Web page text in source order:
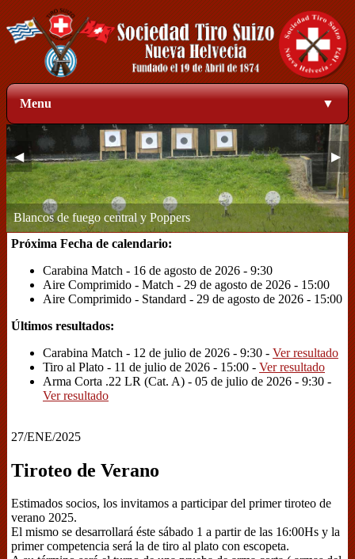
Menu ▼
Zona de blancos a 50 metros
◀ ▶
1
Próxima Fecha de calendario:
Carabina Match - 16 de agosto de 2026 - 9:30
Aire Comprimido - Match - 29 de agosto de 2026 - 15:00
Aire Comprimido - Standard - 29 de agosto de 2026 - 15:00
Últimos resultados:
Carabina Match - 12 de julio de 2026 - 9:30 - Ver resultado
Tiro al Plato - 11 de julio de 2026 - 15:00 - Ver resultado
Arma Corta .22 LR (Cat. A) - 05 de julio de 2026 - 9:30 -
Ver resultado
27/ENE/2025
Tiroteo de Verano
Estimados socios, los invitamos a participar del primer tiroteo de
verano 2025.
El mismo se desarrollará éste sábado 1 a partir de las 16:00Hs y la
primer competencia será la de tiro al plato con escopeta.